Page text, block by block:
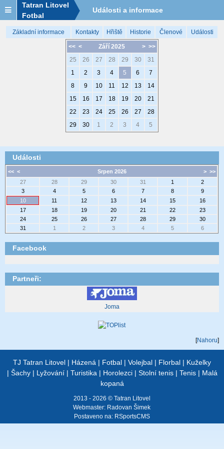
Tatran Litovel
Fotbal
Události a informace
Základní informace Kontakty Hřiště Historie Členové Události
<< < > >>
Září 2025
25
26 27 28 29 30
31
1
2 3 4 5 6
7
8
9 10 11 12 13
14
15
16 17 18 19 20
21
22
23 24 25 26 27
28
29
30 1 2 3 4 5
Události
<< < > >>
Srpen 2026
27
28 29 30 31 1
2
3
4 5 6 7 8
9
10
11 12 13 14 15
16
17
18 19 20 21 22
23
24
25 26 27 28 29
30
31
1 2 3 4 5 6
Facebook
Partneři:
Joma
[Nahoru]
TJ Tatran Litovel | Házená | Fotbal | Volejbal | Florbal | Kuželky
| Šachy| Lyžování| Turistika | Horolezci| Stolní tenis| Tenis| Malá
kopaná
2013 - 2026 © Tatran Litovel
Webmaster: Radovan Šimek
Postaveno na: RSportsCMS